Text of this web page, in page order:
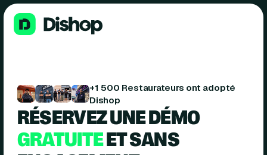
+1 500 Restaurateurs ont adopté
Dishop
RÉSERVEZ UNE DÉMO
GRATUITEET SANS